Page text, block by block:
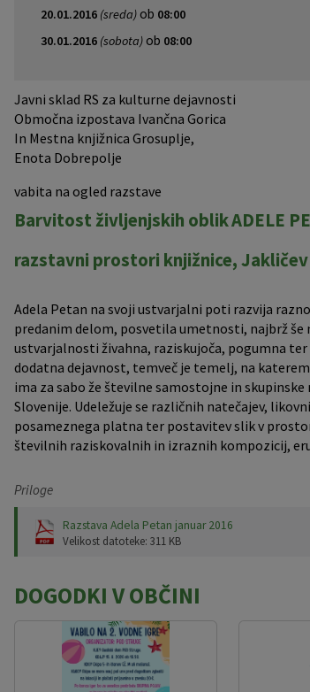
20.01.2016(sreda)ob 08:00
30.01.2016(sobota)ob 08:00
Javni sklad RS za kulturne dejavnosti
Območna izpostava Ivančna Gorica
In Mestna knjižnica Grosuplje,
Enota Dobrepolje
vabita na ogled razstave
Barvitost življenjskih oblikADELE
razstavni prostori knjižnice,
Adela Petan na svoji ustvarjalni poti razvija
predanim delom, posvetila umetnosti, najbrž še
ustvarjalnosti živahna, raziskujoča, pogumna
dodatna dejavnost, temveč je temelj, na
ima za sabo že številne samostojne in
Slovenije. Udeležuje se različnih natečajev,
posameznega platna ter postavitev slik v
številnih raziskovalnih in izraznih kompozicij,
Priloge
Razstava Adela Petan januar 2016
Velikost datoteke: 311 KB
DOGODKI V OBČINI
Pobratene občine
Stane Keržič
Splošni in posamični akti
Dokumenti Občine
Občinsko glasilo
Lokalne volitve
Prostorske fotografije